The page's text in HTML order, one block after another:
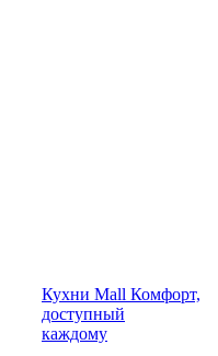
Кухни Mall Комфорт,
доступный
каждому